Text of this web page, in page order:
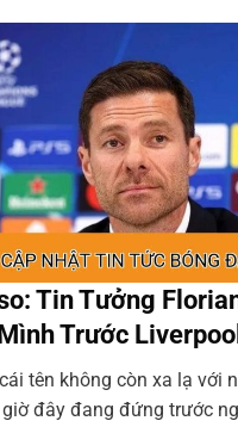
Tin Tưởng
Trước Liverpool
tên không còn xa lạ với
đây đang đứng trước